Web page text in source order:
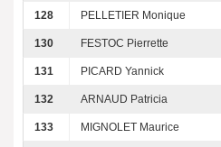
128 PELLETIER Monique
130 FESTOC Pierrette
131 PICARD Yannick
132 ARNAUD Patricia
133 MIGNOLET Maurice